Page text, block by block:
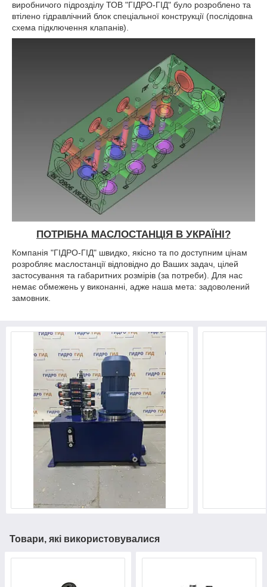
виробничого підрозділу ТОВ "ГІДРО-ГІД" було розроблено та
втілено гідравлічний блок спеціальної конструкції (послідовна
схема підключення клапанів).
ПОТРІБНА МАСЛОСТАНЦІЯ В УКРАЇНІ?
Компанія "ГІДРО-ГІД" швидко, якісно та по доступним цінам
розробляє маслостанції відповідно до Ваших задач, цілей
застосування та габаритних розмірів (за потреби). Для нас
немає обмежень у виконанні, адже наша мета: задоволений
замовник.
Товари, які використовувалися